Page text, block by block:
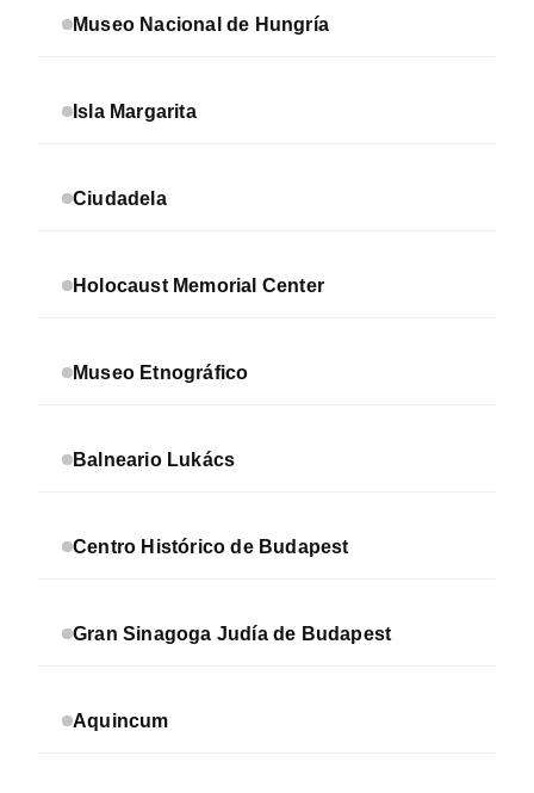
Museo Nacional de Hungría
Isla Margarita
Ciudadela
Holocaust Memorial Center
Museo Etnográfico
Balneario Lukács
Centro Histórico de Budapest
Gran Sinagoga Judía de Budapest
Aquincum